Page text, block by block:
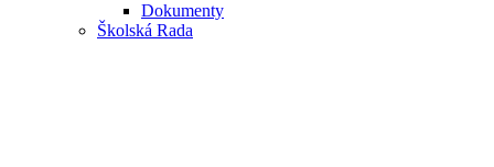
Dokumenty
Školská Rada